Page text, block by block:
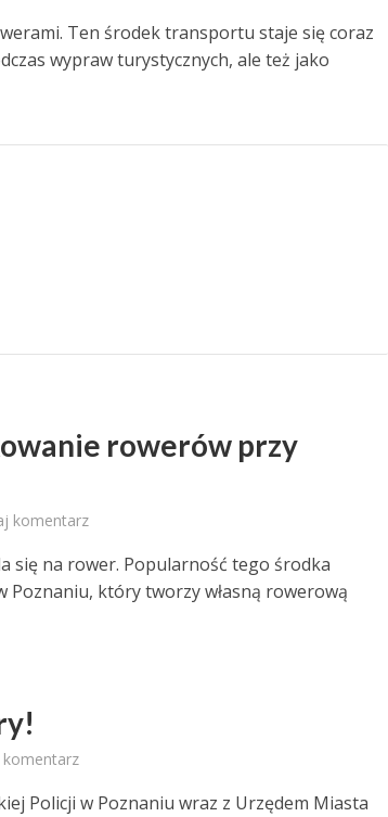
Ten środek transportu staje się coraz
wypraw turystycznych, ale też jako
rowerów przy
komentarz
się na rower. Popularność tego środka
który tworzy własną rowerową
Policji w Poznaniu wraz z Urzędem Miasta